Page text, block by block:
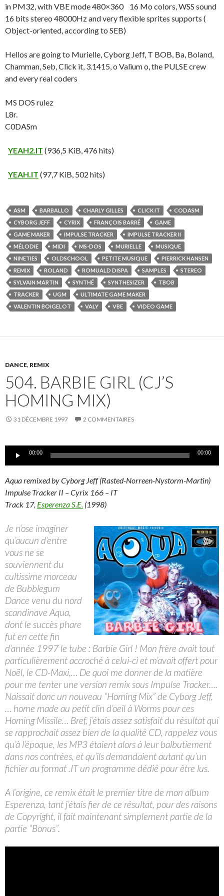
in PM32, with VBE mode 480×360 16 Mo colors, WSS sound
16 bits stereo 48000Hz and very flexible sprites supports (
Object-oriented, according to SEB)
Hellos are going to Murielle, Cyborg Jeff, T BOB, Ba, Boland,
Chamman, Seb, Click it, 3.1415, o Valium o, the PULSE crew
and every real coders
MS DOS rulez
L8r.
C0DASm
YEAH2.IT (936,5 KiB, 476 hits)
YEAH.IT (97,7 KiB, 502 hits)
ASM BARBALLO CHARLY GILLES CLICK IT
CODASM
CYBORG JEFF
CYRIX FRANÇOIS BARRÉ
GAME
GAME MAKER
IMPULSE TRACKER
IMPULSE TRACKER II
MÉLODIE
MIDI MS-DOS MURIELLE
MUSIQUE
NINETIES
OLDSCHOOL PETITE MUSIQUE
PIERRICK HANSEN
REMIX
ROLAND ROMUALD DISPA SAMPLES
STEREO
SYLVAIN MARTIN
SYNTHÉ SYNTHESIZER
TBOB
TRACKER
UGM
ULTIMATE GAME MAKER
VALENTIN BOIGELOT
VALY VBE VIDEO GAME
DANCE, REMIX
504. BARBIE GIRL (CJ’S
HOMING MIX)
31 DÉCEMBRE 1997 2 COMMENTAIRES
Lecteur00:00 00:00
Aqua remixed by Cyborg Jeff (Rasted-Norreen-Nystorm-Martin)
Impulse Tracker II – Cyrix 166 – IT
Track 17, Esperenza S.E. (1998)
Je n’ose imaginer
qu’aucun d’entre
vous ne se
souviennent du
cultissime morceau
de Bubblegum
Dance venu du nord
scandinave Aqua,
dont le succès phare
fut en cette fin
d’année 1997 le tube : Barbie Girl ! Mon frère avait tout
particulièrement accroché à celui-ci et m’avait offert pour
Noël, le CD-Maxi,… De quoi me donner de la matière
pour me tenter une version remix sous Impulse Tracker….
Naissait donc un nouveau “Homing Mix” de Cyborg Jeff,
… home made au petit clin d’oeil à Worms pour ces
Homing Missile… Bref, j’étais assez satisfait du résultat qui
se rapprochait assez bien de la qualité CD, rappelez vous
qu’à l’époque, les MP3 étaient alors à leur balbutiement
dans nos contrées, et qu’ils demandaient autant qu’un
fichier au format .IT un programme dédié pour être lus.
A l’origine, ce remix était le premier titre de mon album
Esperenza, tant j’étais fier de ce résultat, pour des raisons
de Copyright, il fait maintenant simplement partie de la
partie “Bonus”.